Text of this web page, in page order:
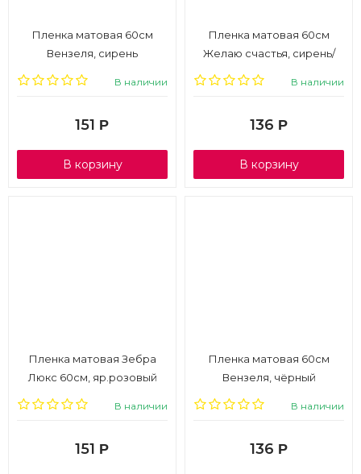
Пленка матовая 60см
Вензеля, сирень
В наличии
151 Р
В корзину
Пленка матовая 60см
Желаю счастья, сирень/
белый
В наличии
136 Р
В корзину
Пленка матовая Зебра
Люкс 60см, яр.розовый
В наличии
151 Р
Пленка матовая 60см
Вензеля, чёрный
В наличии
136 Р